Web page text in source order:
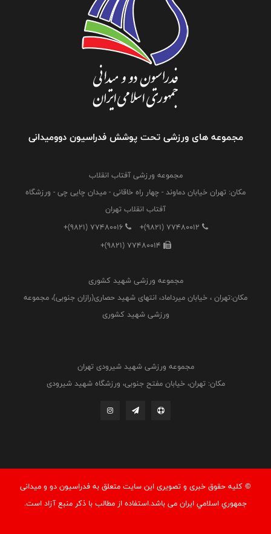
مجموعه های ورزشی تحت پوشش فدراسیون دوومیدانی
مجموعه ورزشی آفتاب انقلاب
مکان: تهران خیابان دماوند - چهار راه خاقانی - میدان چایی چی - ورزشگاه
آفتاب انقلاب تهران
+(9821) 77480012
+(9821) 77480016
+(9821) 77480014
مجموعه ورزشی شهید کشوری
مکان:تهران ، خیابان میرداماد، انتهای شهید حصاری(رازان جنوبی)، مجموعه
ورزشی شهید کشوری
مجموعه ورزشی شهید شیرودی تهران
مکان: تهران، خیابان مفتح جنوبی، ورزشگاه شهید شیرودی
© کليه حقوق خبری و تصويری اين سايت متعلق به فدراسيون دو و میدانی
جمهوري اسلامي ايران می باشد.استفاده از مطالب با ذكر منبع آزاد است.